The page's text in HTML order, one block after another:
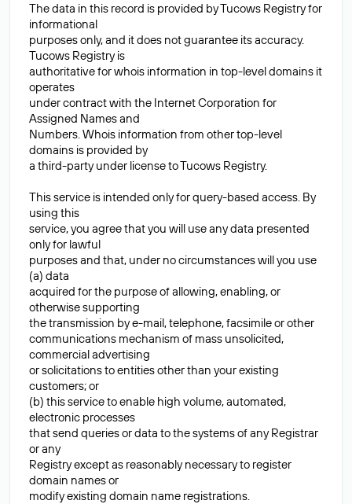
The data in this record is provided by Tucows Registry for
informational
purposes only, and it does not guarantee its accuracy.
Tucows Registry is
authoritative for whois information in top-level domains it
operates
under contract with the Internet Corporation for
Assigned Names and
Numbers. Whois information from other top-level
domains is provided by
a third-party under license to Tucows Registry.
This service is intended only for query-based access. By
using this
service, you agree that you will use any data presented
only for lawful
purposes and that, under no circumstances will you use
(a) data
acquired for the purpose of allowing, enabling, or
otherwise supporting
the transmission by e-mail, telephone, facsimile or other
communications mechanism of mass unsolicited,
commercial advertising
or solicitations to entities other than your existing
customers; or
(b) this service to enable high volume, automated,
electronic processes
that send queries or data to the systems of any Registrar
or any
Registry except as reasonably necessary to register
domain names or
modify existing domain name registrations.